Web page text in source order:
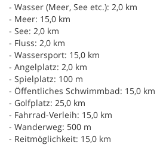
- Wasser (Meer, See etc.): 2,0 km
- Meer: 15,0 km
- See: 2,0 km
- Fluss: 2,0 km
- Wassersport: 15,0 km
- Angelplatz: 2,0 km
- Spielplatz: 100 m
- Öffentliches Schwimmbad: 15,0 km
- Golfplatz: 25,0 km
- Fahrrad-Verleih: 15,0 km
- Wanderweg: 500 m
- Reitmöglichkeit: 15,0 km